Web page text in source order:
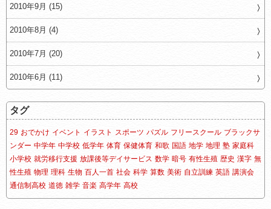
2010年9月 (15)
2010年8月 (4)
2010年7月 (20)
2010年6月 (11)
タグ
29 おでかけ イベント イラスト スポーツ パズル フリースクール ブラックサ
ンダー 中学年 中学校 低学年 体育 保健体育 和歌 国語 地学 地理 塾 家庭科
小学校 就労移行支援 放課後等デイサービス 数学 暗号 有性生殖 歴史 漢字 無
性生殖 物理 理科 生物 百人一首 社会 科学 算数 美術 自立訓練 英語 講演会
通信制高校 道徳 雑学 音楽 高学年 高校